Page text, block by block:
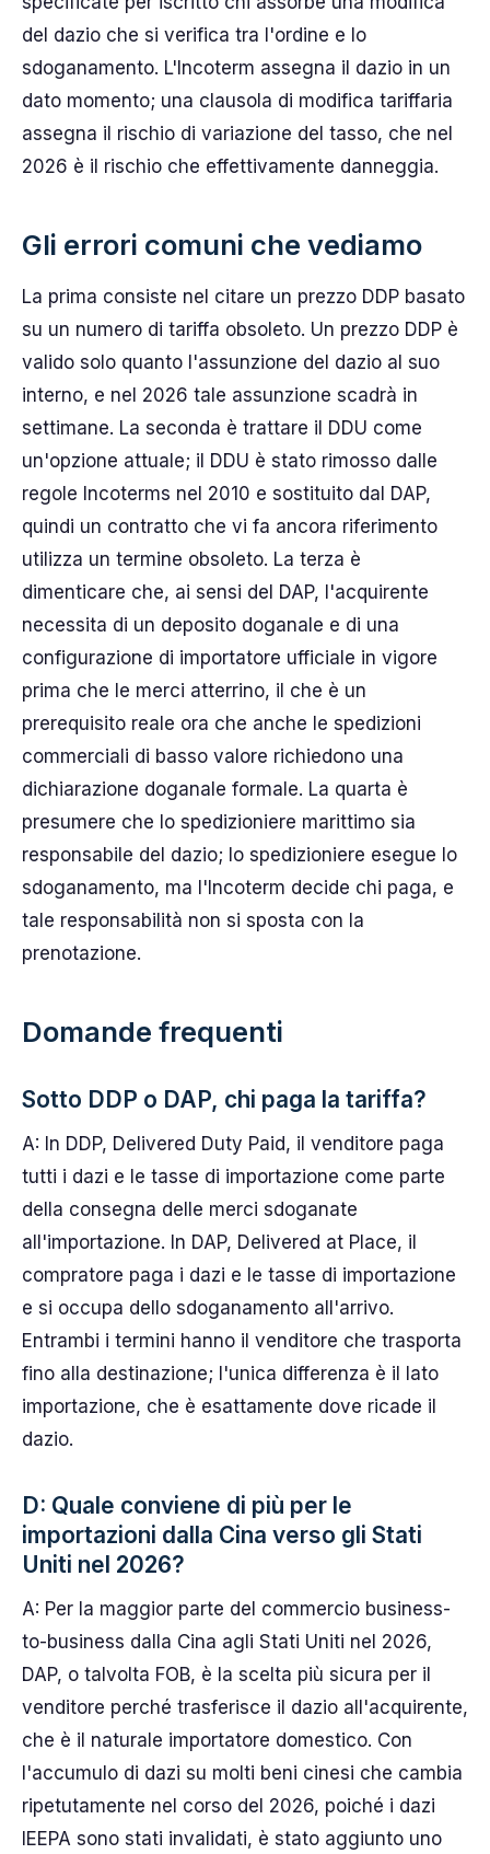
del dazio che si verifica tra l'ordine e lo
sdoganamento. L'Incoterm assegna il dazio in un
dato momento; una clausola di modifica tariffaria
assegna il rischio di variazione del tasso, che nel
2026 è il rischio che effettivamente danneggia.
Gli errori comuni che vediamo
La prima consiste nel citare un prezzo DDP basato
su un numero di tariffa obsoleto. Un prezzo DDP è
valido solo quanto l'assunzione del dazio al suo
interno, e nel 2026 tale assunzione scadrà in
settimane. La seconda è trattare il DDU come
un'opzione attuale; il DDU è stato rimosso dalle
regole Incoterms nel 2010 e sostituito dal DAP,
quindi un contratto che vi fa ancora riferimento
utilizza un termine obsoleto. La terza è
dimenticare che, ai sensi del DAP, l'acquirente
necessita di un deposito doganale e di una
configurazione di importatore ufficiale in vigore
prima che le merci atterrino, il che è un
prerequisito reale ora che anche le spedizioni
commerciali di basso valore richiedono una
dichiarazione doganale formale. La quarta è
presumere che lo spedizioniere marittimo sia
responsabile del dazio; lo spedizioniere esegue lo
sdoganamento, ma l'Incoterm decide chi paga, e
tale responsabilità non si sposta con la
prenotazione.
Domande frequenti
Sotto DDP o DAP, chi paga la tariffa?
A: In DDP, Delivered Duty Paid, il venditore paga
tutti i dazi e le tasse di importazione come parte
della consegna delle merci sdoganate
all'importazione. In DAP, Delivered at Place, il
compratore paga i dazi e le tasse di importazione
e si occupa dello sdoganamento all'arrivo.
Entrambi i termini hanno il venditore che trasporta
fino alla destinazione; l'unica differenza è il lato
importazione, che è esattamente dove ricade il
dazio.
D: Quale conviene di più per le
importazioni dalla Cina verso gli Stati
Uniti nel 2026?
A: Per la maggior parte del commercio business-
to-business dalla Cina agli Stati Uniti nel 2026,
DAP, o talvolta FOB, è la scelta più sicura per il
venditore perché trasferisce il dazio all'acquirente,
che è il naturale importatore domestico. Con
l'accumulo di dazi su molti beni cinesi che cambia
ripetutamente nel corso del 2026, poiché i dazi
IEEPA sono stati invalidati, è stato aggiunto uno